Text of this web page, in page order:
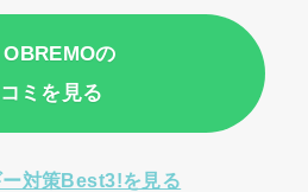
の
ミを見る
対策Best3!を見る